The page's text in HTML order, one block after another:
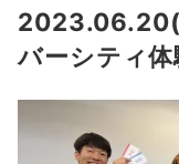
バーシティ体